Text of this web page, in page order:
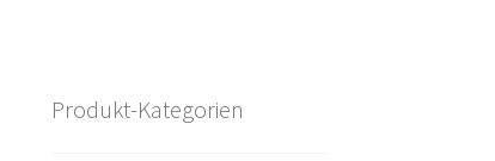
Produkt-Kategorien